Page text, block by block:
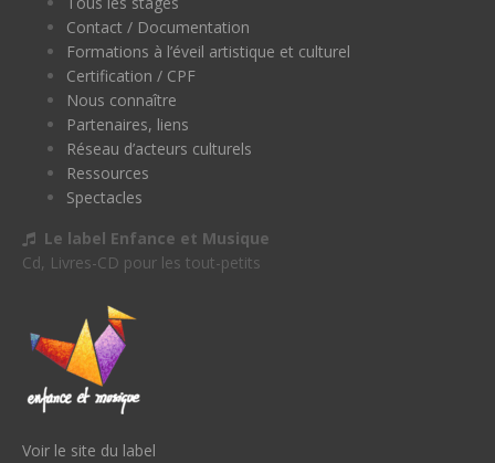
Contact / Documentation
Formations à l’éveil artistique et culturel
Certification / CPF
Nous connaître
Partenaires, liens
Réseau d’acteurs culturels
Ressources
Spectacles
Le label Enfance et Musique
Cd, Livres-CD pour les tout-petits
Voir le site du label